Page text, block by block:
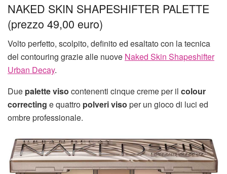
NAKED SKIN SHAPESHIFTER PALETTE
(prezzo 49,00 euro)
Volto perfetto, scolpito, definito ed esaltato con la tecnica
del contouring grazie alle nuove Naked Skin Shapeshifter
Urban Decay.
Due palette viso contenenti cinque creme per il colour
correcting e quattro polveri viso per un gioco di luci ed
ombre professionale.